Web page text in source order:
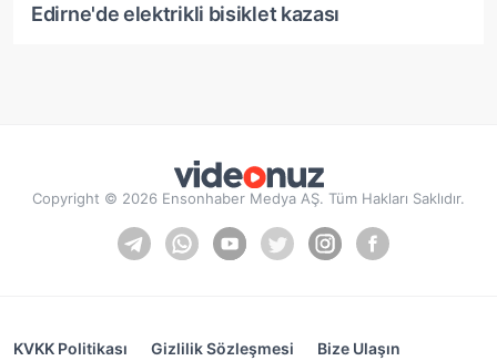
Edirne'de elektrikli bisiklet kazası
Copyright © 2026 Ensonhaber Medya AŞ. Tüm Hakları Saklıdır.
KVKK Politikası Gizlilik Sözleşmesi Bize Ulaşın